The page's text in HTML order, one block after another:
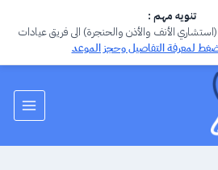
تنويه مهم :
الأنف والأذن والحنجرة) الى فريق عيادات
لمعرفة التفاصيل وحجز الموعد